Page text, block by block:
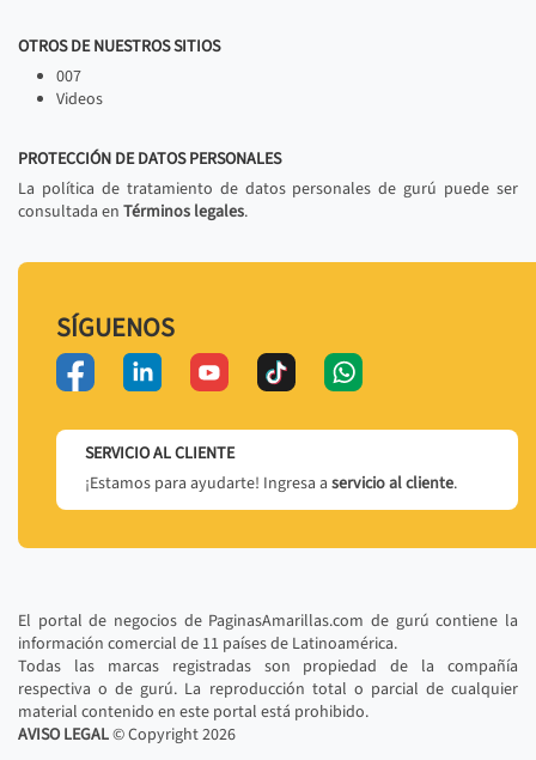
OTROS DE NUESTROS SITIOS
007
Videos
PROTECCIÓN DE DATOS PERSONALES
La política de tratamiento de datos personales de gurú puede ser
consultada en Términos legales.
SÍGUENOS
SERVICIO AL CLIENTE
¡Estamos para ayudarte! Ingresa a servicio al cliente.
El portal de negocios de PaginasAmarillas.com de gurú contiene la
información comercial de 11 países de Latinoamérica.
Todas las marcas registradas son propiedad de la compañía
respectiva o de gurú. La reproducción total o parcial de cualquier
material contenido en este portal está prohibido.
AVISO LEGAL© Copyright2026